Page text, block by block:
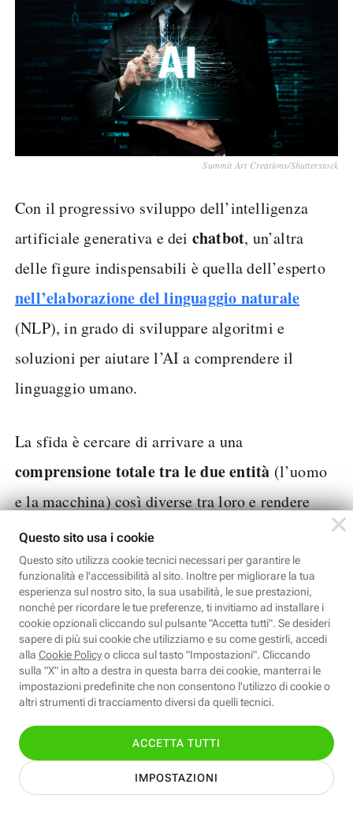
Summit Art Creations/Shutterstock
Con il progressivo sviluppo dell’intelligenza
artificiale generativa e dei chatbot, un’altra
delle figure indispensabili è quella dell’esperto
nell’elaborazione del linguaggio naturale
(NLP), in grado di sviluppare algoritmi e
soluzioni per aiutare l’AI a comprendere il
linguaggio umano.
La sfida è cercare di arrivare a una
comprensione totale tra le due entità (l’uomo
e la macchina) così diverse tra loro e rendere
ancora più semplice la comunicazione e la
comprensione tra di essi.
Una delle principali sfide del
futuro è cercare un modello
linguistico unificato per
comunicare efficientemente
con l'AI